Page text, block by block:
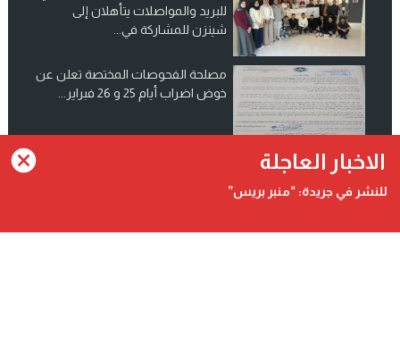
للبريد والمواصلات يتأهلان إلى
شينزن للمشاركة في...
مصلحة الفحوصات المختصة تعلن عن
خوض اضراب أيام 25 و 26 فبراير...
انضم الينا على فيسبوك
الاخبار العاجلة
للنشر في جريدة: “منبر بريس”